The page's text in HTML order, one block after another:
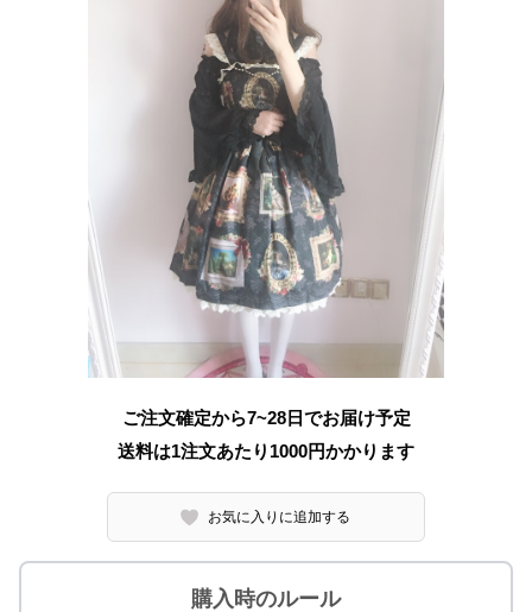
ご注文確定から7~28日でお届け予定
送料は1注文あたり 1000円かかります
お気に入りに追加する
購入時のルール